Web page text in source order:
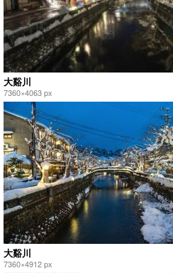
大谿川
7360×4063 px
大谿川
7360×4912 px